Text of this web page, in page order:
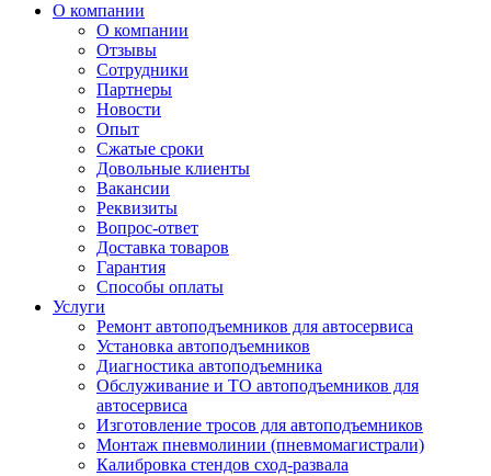
О компании
О компании
Отзывы
Сотрудники
Партнеры
Новости
Опыт
Сжатые сроки
Довольные клиенты
Вакансии
Реквизиты
Вопрос-ответ
Доставка товаров
Гарантия
Способы оплаты
Услуги
Ремонт автоподъемников для автосервиса
Установка автоподъемников
Диагностика автоподъемника
Обслуживание и ТО автоподъемников для
автосервиса
Изготовление тросов для автоподъемников
Монтаж пневмолинии (пневмомагистрали)
Калибровка стендов сход-развала